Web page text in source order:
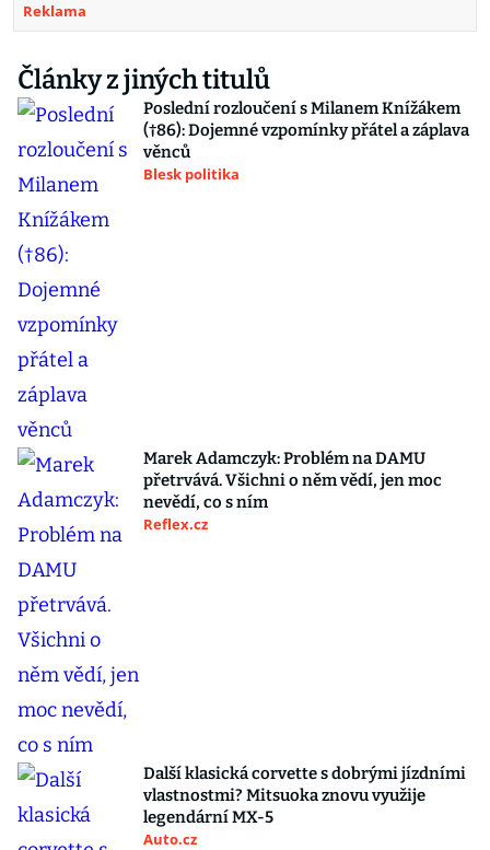
Reklama
Články z jiných titulů
Poslední rozloučení s Milanem Knížákem
(†86): Dojemné vzpomínky přátel a záplava
věnců
Blesk politika
Marek Adamczyk: Problém na DAMU
přetrvává. Všichni o něm vědí, jen moc
nevědí, co s ním
Reflex.cz
Další klasická corvette s dobrými jízdními
vlastnostmi? Mitsuoka znovu využije
legendární MX-5
Auto.cz